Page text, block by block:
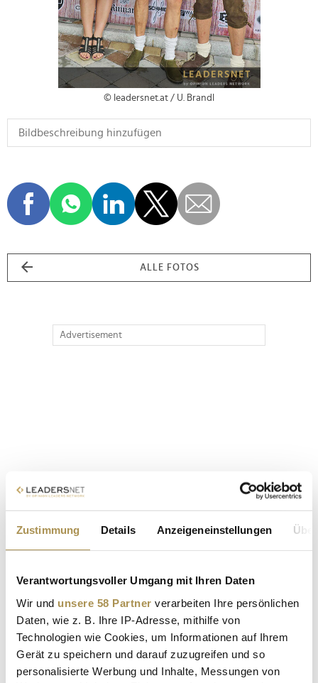
Zustimmung Details Anzeigeneinstellungen
Verantwortungsvoller Umgang mit Ihren Daten
Wir und unsere 58 Partner verarbeiten Ihre persönlichen
Daten, wie z. B. Ihre IP-Adresse, mithilfe von
Technologien wie Cookies, um Informationen auf Ihrem
Gerät zu speichern und darauf zuzugreifen und so
personalisierte Werbung und Inhalte, Messungen von
© leadersnet.at / U. Brandl
ALLE FOTOS
Advertisement